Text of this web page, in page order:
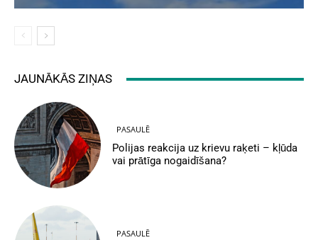
JAUNĀKĀS ZIŅAS
PASAULĒ
Polijas reakcija uz krievu raķeti – kļūda
vai prātīga nogaidīšana?
PASAULĒ